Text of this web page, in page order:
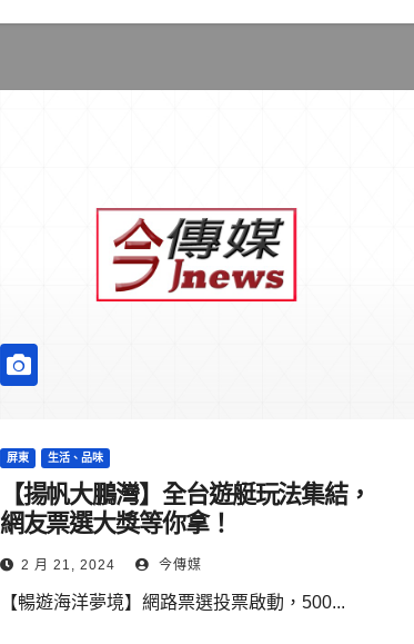
屏東 生活、品味
【揚帆大鵬灣】全台遊艇玩法集結，
網友票選大獎等你拿！
2 月 21, 2024 今傳媒
【暢遊海洋夢境】網路票選投票啟動，500...